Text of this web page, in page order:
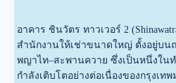
อาคาร ชินวัตร ทาวเวอร์ 2
สำนักงานให้เช่าขนาดใหญ่ ตั้งอยู่บ
พญาไท–สะพานควาย ซึ่งเป็นหนึ่งใน
กำลังเติบโตอย่างต่อเนื่องของกรุงเ